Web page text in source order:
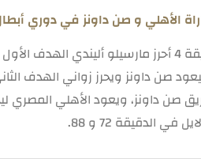
الأهلي و صن داونز في دوري
صن داونز، ويعود الأهلي المصري
في الدقيقة 72 و 88.